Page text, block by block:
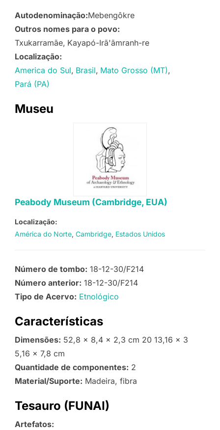
Autodenominação:Mebengôkre
Outros nomes para o povo:
Txukarramãe Kayapó-Irã'ãmranh-re
Localização:
America do Sul Brasil Mato Grosso (MT)
Pará (PA)
Museu
Peabody Museum (Cambridge, EUA)
Localização:
América do Norte Cambridge Estados Unidos
Número de tombo: 18-12-30/F214
Número anterior: 18-12-30/F214
Tipo de Acervo: Etnológico
Características
Dimensões: 52,8 x 8,4 x 2,3 cm 20 13,16 x 3
5,16 x 7,8 cm
Quantidade de componentes: 2
Material/Suporte: Madeira, fibra
Tesauro (FUNAI)
Artefatos: